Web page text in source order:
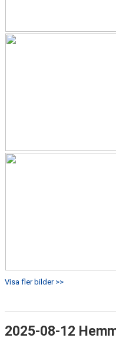
Visa fler bilder >>
2025-08-12